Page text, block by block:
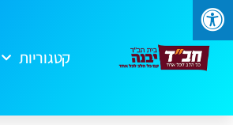
קטגוריות